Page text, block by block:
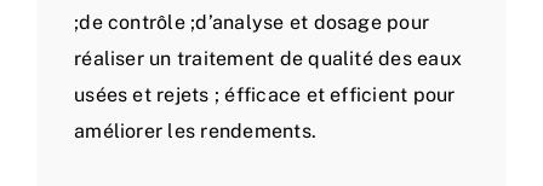
;de contrôle ;d’analyse et dosage pour
réaliser un traitement de qualité des eaux
usées et rejets ; éfficace et efficient pour
améliorer les rendements.